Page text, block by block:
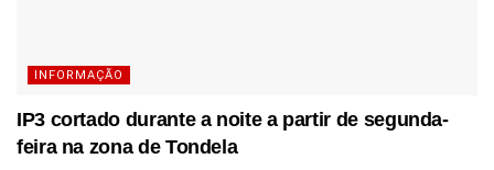
INFORMAÇÃO
IP3 cortado durante a noite a partir de segunda-
feira na zona de Tondela